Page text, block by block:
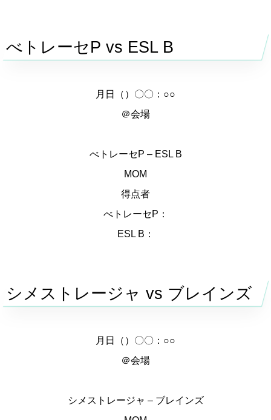
べトレーセP vs ESL B
月日（）〇〇：○○
＠会場
べトレーセP – ESL B
MOM
得点者
べトレーセP：
ESL B：
シメストレージャ vs ブレインズ
月日（）〇〇：○○
＠会場
シメストレージャ – ブレインズ